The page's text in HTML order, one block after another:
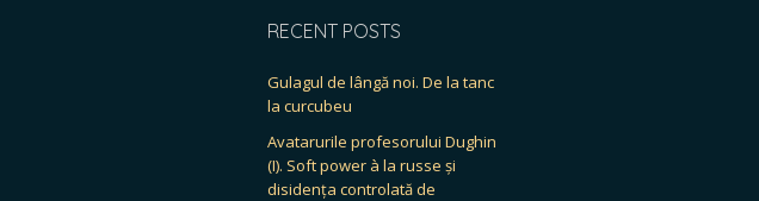
RECENT POSTS
Gulagul de lângă noi. De la tanc
la curcubeu
Avatarurile profesorului Dughin
(I). Soft power à la russe și
disidența controlată de